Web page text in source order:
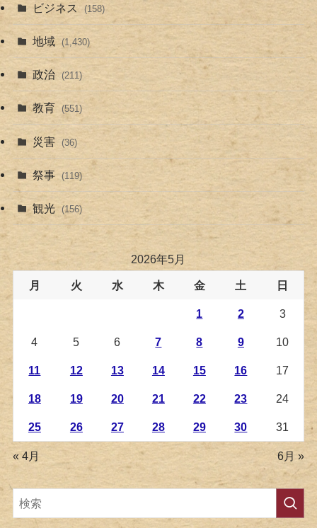
ビジネス (158)
地域 (1,430)
政治 (211)
教育 (551)
災害 (36)
祭事 (119)
観光 (156)
2026年5月
月 火 水 木 金 土 日
1 2 3
4 5 6 7 8 9 10
11 12 13 14 15 16 17
18 19 20 21 22 23 24
25 26 27 28 29 30 31
« 4月 6月 »